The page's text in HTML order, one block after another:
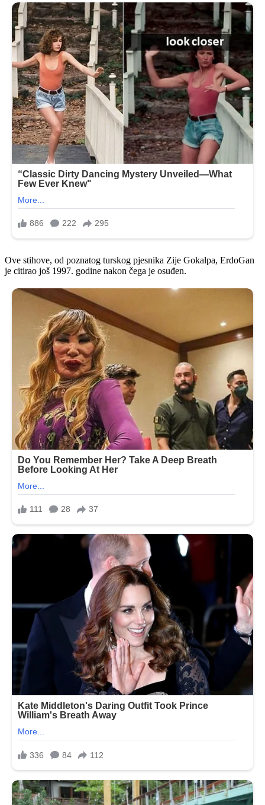
Ove stihove, od poznatog turskog pjesnika Zije Gokalpa, ErdoGan
je citirao još 1997. godine nakon čega je osuđen.